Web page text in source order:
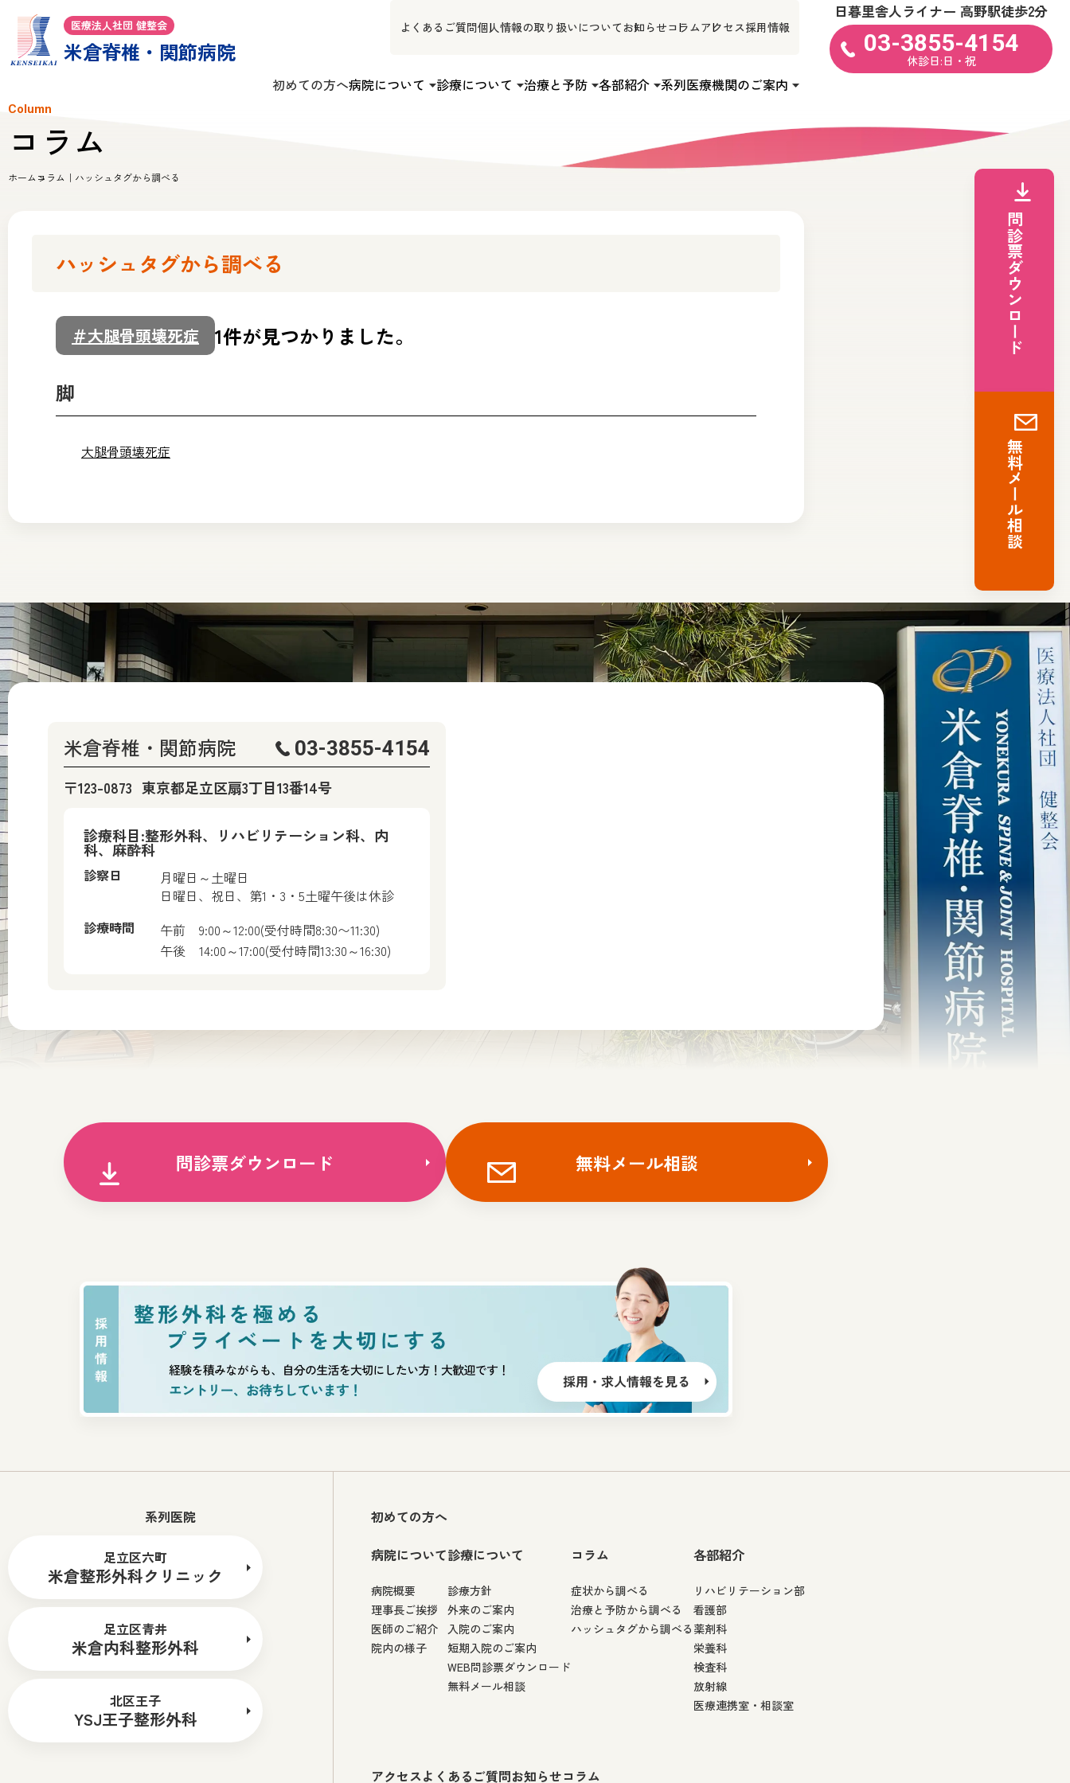
医療法人社団 健整会
米倉脊椎・関節病院
よくあるご質問個人情報の取り扱いについて お知らせコラムアクセス採用情報
初めての方へ病院について 診療について 治療と予防 各部紹介 系列医療機関のご案内
Column
コラム
ホームコラム｜ハッシュタグから調べる
ハッシュタグから調べる
＃大腿骨頭壊死症 1件が見つかりました。
脚
大腿骨頭壊死症
米倉脊椎・関節病院 03-3855-4154
〒123-0873 東京都足立区扇3丁目13番14号
診療科目:整形外科、リハビリテーション科、内
科、麻酔科
診察日
月曜日～土曜日
日曜日、祝日、第1・3・5土曜午後は休診
診療時間
午前
9:00～12:00(受付時間8:30〜11:30)
午後
14:00～17:00(受付時間13:30～16:30)
問診票ダウンロード 無料メール相談
系列医院
足立区六町
米倉整形外科クリニック
足立区青井
米倉内科整形外科
北区王子
YSJ王子整形外科
初めての方へ
病院について
病院概要
理事長ご挨拶
医師のご紹介
院内の様子
診療について
診療方針
外来のご案内
入院のご案内
短期入院のご案内
WEB問診票ダウンロード
無料メール相談
コラム
症状から調べる
治療と予防から調べる
ハッシュタグから調べる
各部紹介
リハビリテーション部
看護部
薬剤科
栄養科
検査科
放射線
医療連携室・相談室
アクセスよくあるご質問お知らせコラム
問診票ダウンロード
無料メール相談
日暮里舎人ライナー 高野駅徒歩2分
03-3855-4154
休診日:日・祝